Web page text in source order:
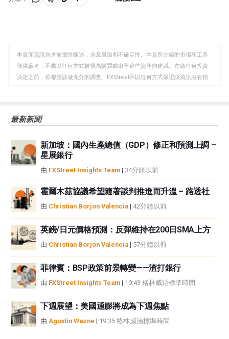
分 分 複
板
本頁面資訊包含前瞻性陳述，涉及風險和不確定性。本頁所介紹的市場和工具
僅供參考，不應以任何方式被視為購買或出售這些資產的建議。在做任何投資
決定之前，你都應該做充分的調查。FXStreet不以任何方式保證該資訊沒有錯
觀點，並不代表FXStreet或其廣告商的官方政策或立場。作者不對本頁連結的
如果文章正文中沒有明確提到，在撰寫本文時，作者在本文中提到的任何股票
中都沒有頭寸，也沒有與文中提到的任何公司有業務關係。除了FXStreet，作
者沒有收到撰寫這篇文章的報酬。
性不作任何陳述。FXStreet和作者將不承擔任何錯誤，遺漏或任何損失，傷害
或損害由此資訊及其顯示或使用引起的。錯誤和遺漏除外。本文作者和
FXStreet並非註冊投資顧問，本文內容無意提供任何投資建議。
最新新聞
新加坡：國內生產總值（GDP）修正和預測上調 –
星展銀行
由 FXStreet Insights Team | 34分鐘以前
霍爾木茲協議希望隨著談判推進而升溫 – 路透社
由 Christian Borjon Valencia | 42分鐘以前
英鎊/日元價格預測：反彈維持在200日SMA上方
由 Christian Borjon Valencia | 57分鐘以前
菲律賓：BSP政策前景轉變——渣打銀行
由 FXStreet Insights Team | 19:43 格林威治標準時間
下週展望：美國通膨將成為下週焦點
由 Agustin Wazne | 19:35 格林威治標準時間